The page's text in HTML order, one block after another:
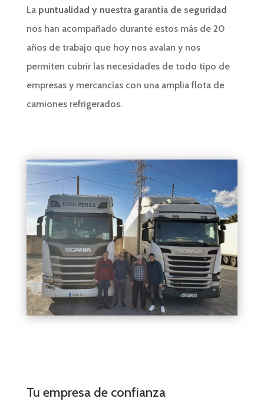
La puntualidad y nuestra garantía de seguridad
nos han acompañado durante estos más de 20
años de trabajo que hoy nos avalan y nos
permiten cubrir las necesidades de todo tipo de
empresas y mercancías con una amplia flota de
camiones refrigerados.
Tu empresa de confianza